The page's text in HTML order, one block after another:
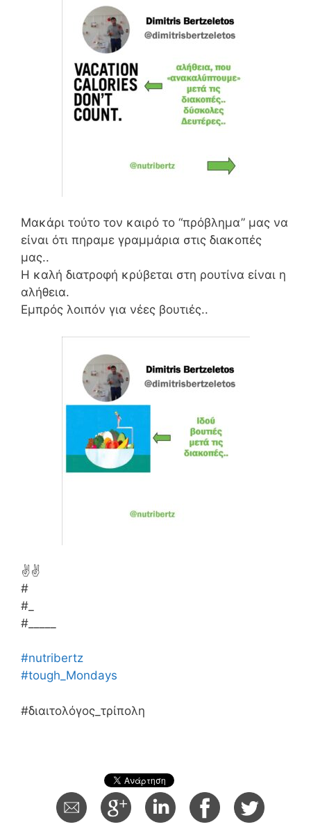
Μακάρι τούτο τον καιρό το “πρόβλημα” μας να
είναι ότι πηραμε γραμμάρια στις διακοπές
μας..
Η καλή διατροφή κρύβεται στη ρουτίνα είναι η
αλήθεια.
Εμπρός λοιπόν για νέες βουτιές..
✌✌
#
#_
#_____
#nutribertz
#tough_Mondays
#διαιτολόγος_τρίπολη